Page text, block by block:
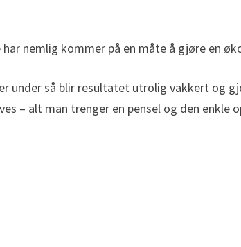
nemlig kommer på en måte å gjøre en
under så blir resultatet utrolig vakkert og
– alt man trenger en pensel og den enkle